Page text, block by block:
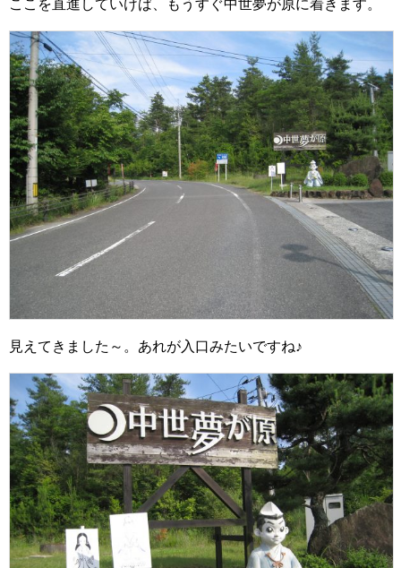
ここを直進していけば、もうすぐ中世夢が原に着きます。
見えてきました～。あれが入口みたいですね♪